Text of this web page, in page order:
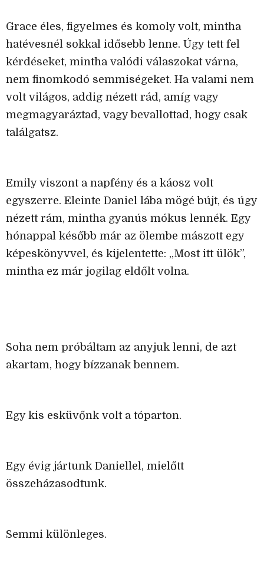
Grace éles, figyelmes és komoly volt, mintha
hatévesnél sokkal idősebb lenne. Úgy tett fel
kérdéseket, mintha valódi válaszokat várna,
nem finomkodó semmiségeket. Ha valami nem
volt világos, addig nézett rád, amíg vagy
megmagyaráztad, vagy bevallottad, hogy csak
találgatsz.
Emily viszont a napfény és a káosz volt
egyszerre. Eleinte Daniel lába mögé bújt, és úgy
nézett rám, mintha gyanús mókus lennék. Egy
hónappal később már az ölembe mászott egy
képeskönyvvel, és kijelentette: „Most itt ülök”,
mintha ez már jogilag eldőlt volna.
Soha nem próbáltam az anyjuk lenni, de azt
akartam, hogy bízzanak bennem.
Egy kis esküvőnk volt a tóparton.
Egy évig jártunk Daniellel, mielőtt
összeházasodtunk.
Semmi különleges.